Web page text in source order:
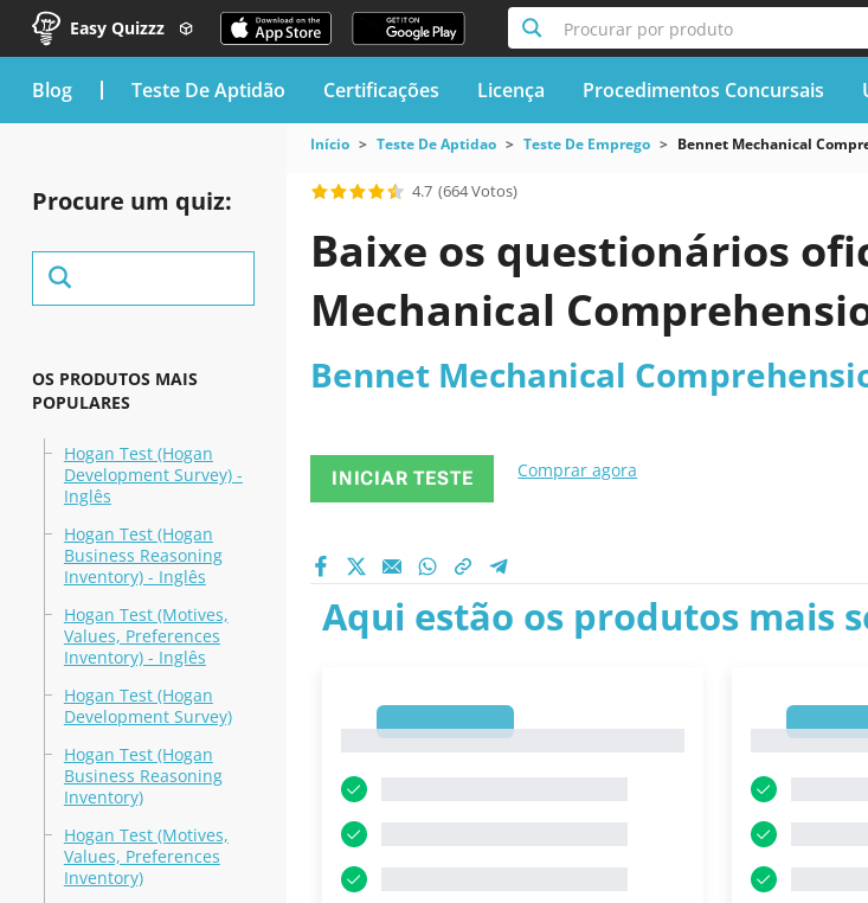
Easy Quizzz Procurar por produto
blog Teste De Aptidão Certificações Licença Procedimentos Concursais
Procure um quiz:
OS PRODUTOS MAIS
POPULARES
Hogan Test (Hogan
Development Survey) -
Inglês
Hogan Test (Hogan
Business Reasoning
Inventory) - Inglês
Hogan Test (Motives,
Values, Preferences
Inventory) - Inglês
Hogan Test (Hogan
Development Survey)
Hogan Test (Hogan
Business Reasoning
Inventory)
Hogan Test (Motives,
Values, Preferences
Inventory)
Início Teste De Aptidao Teste De Emprego Bennet Mechanical
4.7 (664 Votos)
Baixe os questionários
Mechanical
Bennet Mechanical
INICIAR TESTE Comprar agora
Aqui estão os produtos mais